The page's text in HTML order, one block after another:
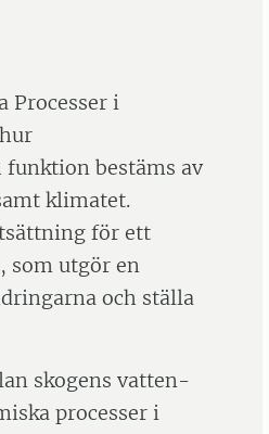
Processer i
funktion bestäms av
klimatet.
för ett
som utgör en
och ställa
skogens vatten-
processer i